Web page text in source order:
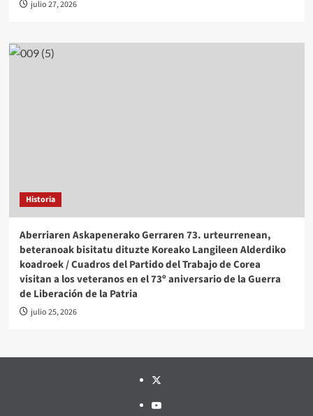
julio 27, 2026
Historia
Aberriaren Askapenerako Gerraren 73. urteurrenean,
beteranoak bisitatu dituzte Koreako Langileen Alderdiko
koadroek / Cuadros del Partido del Trabajo de Corea
visitan a los veteranos en el 73º aniversario de la Guerra
de Liberación de la Patria
julio 25, 2026
Twitter
YouTube